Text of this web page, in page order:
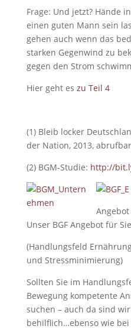
Frage: Und jetzt? Hände
einen guten Mann sein
gehen auch wenn das
starken Gegenwind zu
gegen den Strom
Hier geht es zu Teil 4
(1) Bleib locker
der Nation, 2013,
(2) BGM-Studie: http://
Unser BGF Angebot für Sie
(Handlungsfeld
und Stressminimierung)
Sollten Sie im
Bewegung kompetente
suchen – auch da sind
behilflich…ebenso wie bei